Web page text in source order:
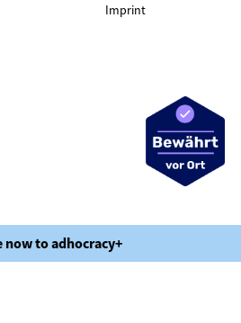
Imprint
DEMOCRACY
policy
Terms of use Imprint
now to adhocracy+